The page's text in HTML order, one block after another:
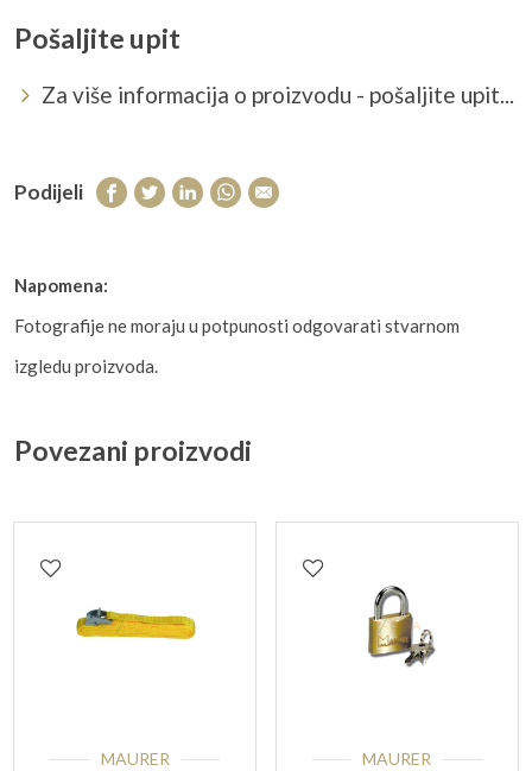
Pošaljite upit
Za više informacija o proizvodu - pošaljite upit...
Podijeli
Napomena:
Fotografije ne moraju u potpunosti odgovarati stvarnom
izgledu proizvoda.
Povezani proizvodi
MAURER
MAURER